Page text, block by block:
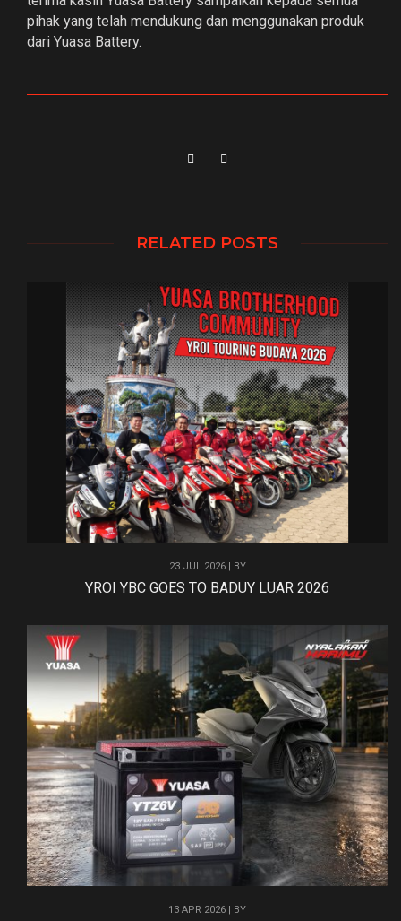
pihak yang telah mendukung dan menggunakan produk
dari Yuasa Battery.
RELATED POSTS
23 JUL 2026 | BY
YROI YBC GOES TO BADUY LUAR 2026
13 APR 2026 | BY